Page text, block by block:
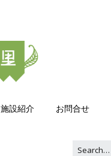
施設紹介 お問合せ